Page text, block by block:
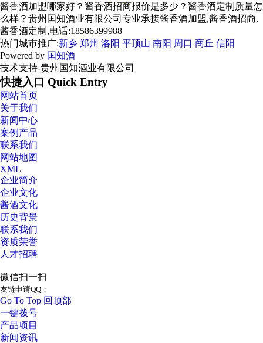
酱香酒加盟哪家好？酱香酒招商报价是多少？酱香酒定制质量怎
么样？贵州国知酒业有限公司专业承接酱香酒加盟,酱香酒招商,
酱香酒定制,电话:18586399988
热门城市推广:新乡 郑州 洛阳 平顶山 南阳 周口 商丘 信阳
Powered by 国知酒
技术支持-贵州国知酒业有限公司
快捷入口 Quick Entry
网站首页
关于我们
新闻中心
案例产品
联系我们
网站地图
XML
企业简介
企业文化
酱酒文化
历史背景
联系我们
资质荣誉
人才招聘
微信扫一扫
友链申请QQ：
Go To Top 回顶部
一键拨号
产品项目
新闻资讯